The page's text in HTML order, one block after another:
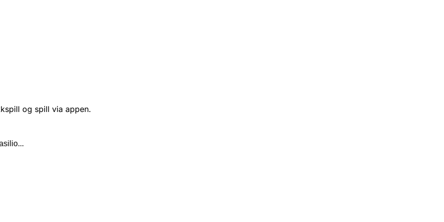
og spill via appen.